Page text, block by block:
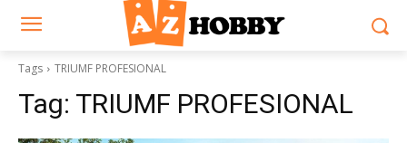
Tags TRIUMF PROFESIONAL
Tag: TRIUMF PROFESIONAL